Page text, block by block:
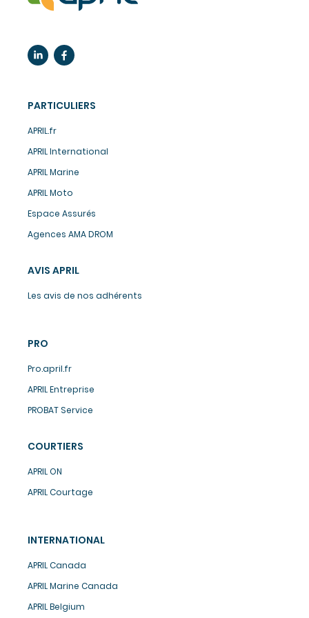
PARTICULIERS
APRIL.fr
APRIL International
APRIL Marine
APRIL Moto
Espace Assurés
Agences AMA DROM
AVIS APRIL
Les avis de nos adhérents
PRO
Pro.april.fr
APRIL Entreprise
PROBAT Service
COURTIERS
APRIL ON
APRIL Courtage
INTERNATIONAL
APRIL Canada
APRIL Marine Canada
APRIL Belgium